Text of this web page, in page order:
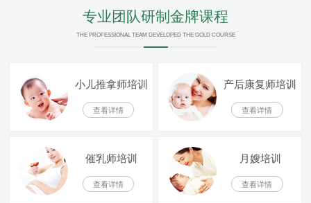
量
优
势
儿
推
拿
各
地
加
关
于
专业团队研制金牌课程
THE PROFESSIONAL TEAM DEVELOPED THE GOLD COURSE
小儿推拿师培训
查看详情
产后康复师培训
查看详情
催乳师培训
查看详情
月嫂培训
查看详情